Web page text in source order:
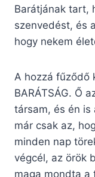
Barátjának tart,
szenvedést, és
hogy nekem
A hozzá fűződő
BARÁTSÁG. Ő
társam, és én is
már csak az,
minden nap
végcél, az örök
maga mondta a